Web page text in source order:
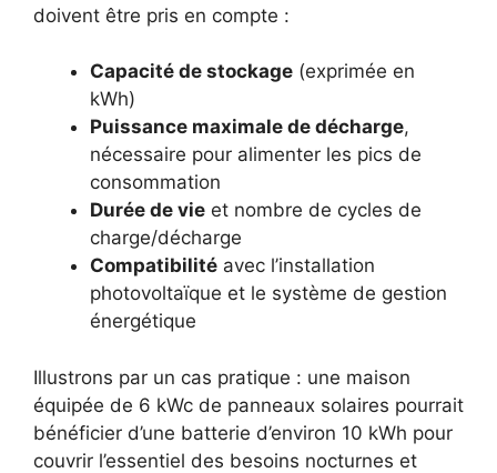
doivent être pris en compte :
Capacité de stockage (exprimée en
kWh)
Puissance maximale de décharge,
nécessaire pour alimenter les pics de
consommation
Durée de vie et nombre de cycles de
charge/décharge
Compatibilité avec l’installation
photovoltaïque et le système de gestion
énergétique
Illustrons par un cas pratique : une maison
équipée de 6 kWc de panneaux solaires pourrait
bénéficier d’une batterie d’environ 10 kWh pour
couvrir l’essentiel des besoins nocturnes et